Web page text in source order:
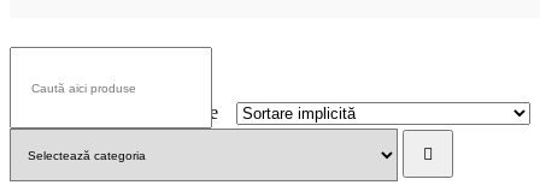
Afișez toate cele 7 rezultate